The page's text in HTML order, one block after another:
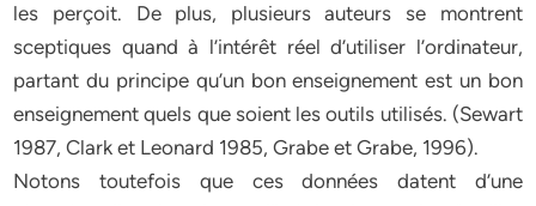
les perçoit. De plus, plusieurs auteurs se montrent
sceptiques quand à l’intérêt réel d’utiliser l’ordinateur,
partant du principe qu’un bon enseignement est un bon
enseignement quels que soient les outils utilisés. (Sewart
1987, Clark et Leonard 1985, Grabe et Grabe, 1996).
Notons toutefois que ces données datent d’une